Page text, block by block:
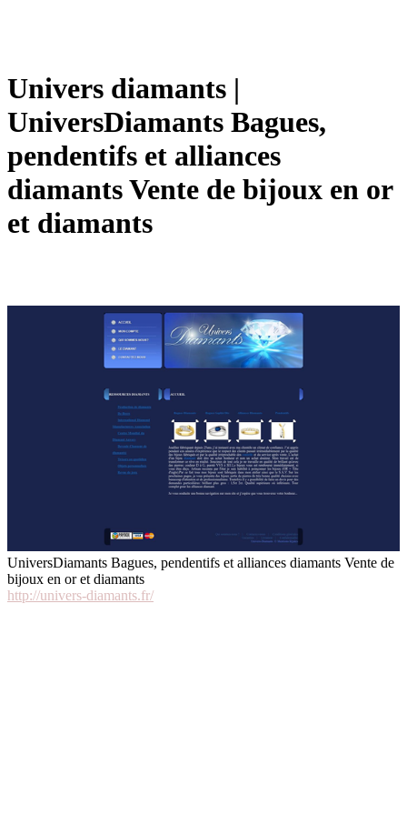
Univers diamants |
UniversDiamants Bagues,
pendentifs et alliances
diamants Vente de bijoux en or
et diamants
UniversDiamants Bagues, pendentifs et alliances diamants Vente de
bijoux en or et diamants
http://univers-diamants.fr/